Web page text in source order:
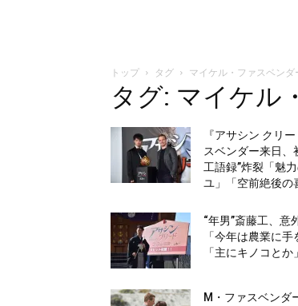
トップ タグ マイケル・ファスベンダ
タグ: マイケル
『アサシン クリ
スベンダー来日、
工語録”炸裂「魅
ユ」「空前絶後の
“年男”斎藤工、意
「今年は農業に手
「主にキノコとか」
M・ファスベンダ